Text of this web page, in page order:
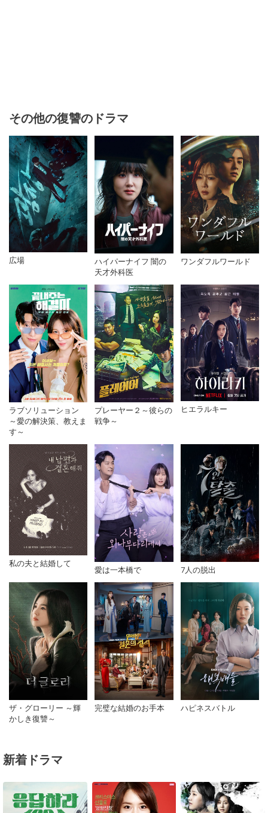
その他の復讐のドラマ
広場
ハイパーナイフ 闇の
天才外科医
ワンダフルワールド
ラブソリューション
～愛の解決策、教えま
す～
プレーヤー２～彼らの
戦争～
ヒエラルキー
私の夫と結婚して
愛は一本橋で 7人の脱出
ザ・グローリー ～輝
かしき復讐～
完璧な結婚のお手本 ハピネスバトル
新着ドラマ